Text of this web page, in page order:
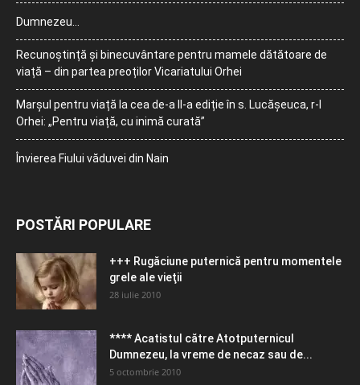
Dumnezeu…
Recunoștință și binecuvântare pentru mamele dătătoare de
viață – din partea preoților Vicariatului Orhei
Marșul pentru viață la cea de-a II-a ediție în s. Lucășeuca, r-l
Orhei: „Pentru viață, cu inimă curată”
Învierea Fiului văduvei din Nain
POSTĂRI POPULARE
+++ Rugăciune puternică pentru momentele
grele ale vieţii
28 iulie 2010
**** Acatistul către Atotputernicul
Dumnezeu, la vreme de necaz sau de...
5 octombrie 2010